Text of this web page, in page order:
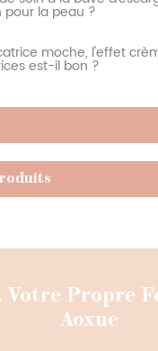
pour la peau ?
moche, l'effet
est-il bon ?
Votre Propre
Aoxue